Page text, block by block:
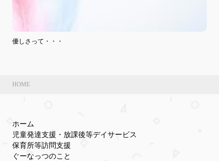
優しさって・・・
HOME
ホーム
児童発達支援・放課後等デイサービス
保育所等訪問支援
ぐーなっつのこと